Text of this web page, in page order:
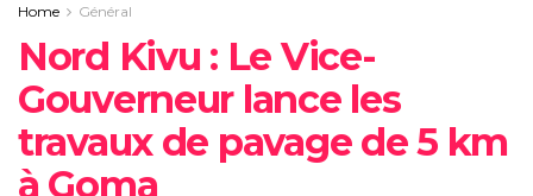
Home Général
Nord Kivu : Le Vice-
Gouverneur lance les
travaux de pavage de 5 km
à Goma